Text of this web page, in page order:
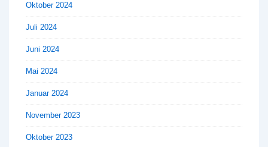
Oktober 2024
Juli 2024
Juni 2024
Mai 2024
Januar 2024
November 2023
Oktober 2023